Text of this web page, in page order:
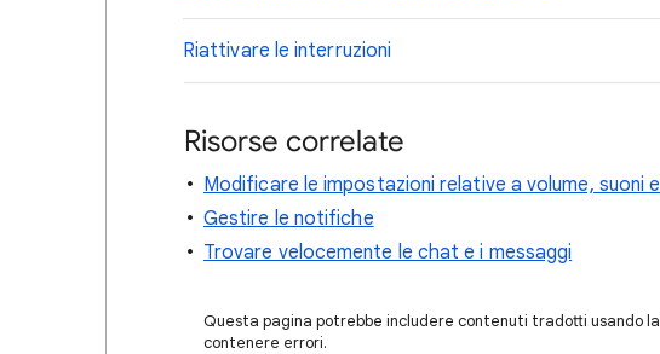
Riattivare le interruzioni
Risorse correlate
Modificare le impostazioni relative a volume, suoni
Gestire le notifiche
Trovare velocemente le chat e i messaggi
Questa pagina potrebbe includere contenuti tradotti usando
contenere errori.